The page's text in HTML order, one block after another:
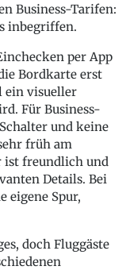
Business-Tarifen:
inbegriffen.
per App
Bordkarte erst
ein visueller
Für Business-
und keine
früh am
ist freundlich und
Details. Bei
eigene Spur,
doch Fluggäste